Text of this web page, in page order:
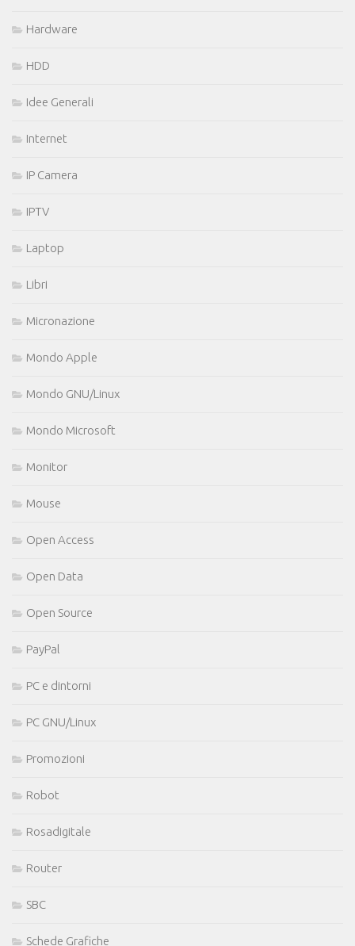
Hardware
HDD
Idee Generali
Internet
IP Camera
IPTV
Laptop
Libri
Micronazione
Mondo Apple
Mondo GNU/Linux
Mondo Microsoft
Monitor
Mouse
Open Access
Open Data
Open Source
PayPal
PC e dintorni
PC GNU/Linux
Promozioni
Robot
Rosadigitale
Router
SBC
Schede Grafiche